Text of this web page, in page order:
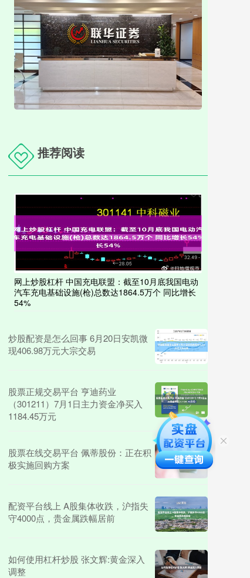
推荐阅读
网上炒股杠杆 中国充电联盟：截至10月底我国电动
汽车充电基础设施(枪)总数达1864.5万个 同比增长
54%
炒股配资是怎么回事 6月20日安凯微
现406.98万元大宗交易
股票正规交易平台 亨迪药业
（301211）7月1日主力资金净买入
1184.45万元
股票在线交易平台 佩蒂股份：正在积
极实施回购方案
配资平台线上 A股集体收跌，沪指失
守4000点，贵金属跌幅居前
如何使用杠杆炒股 张文辉:黄金深入
调整